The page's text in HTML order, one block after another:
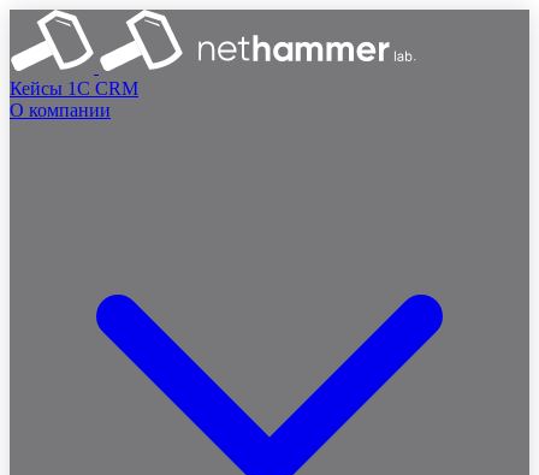
Кейсы 1C CRM
О компании